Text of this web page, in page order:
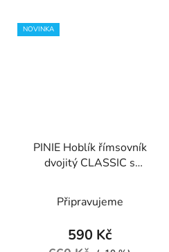
NOVINKA
PINIE Hoblík římsovník
dvojitý CLASSIC s
Připravujeme
590 Kč